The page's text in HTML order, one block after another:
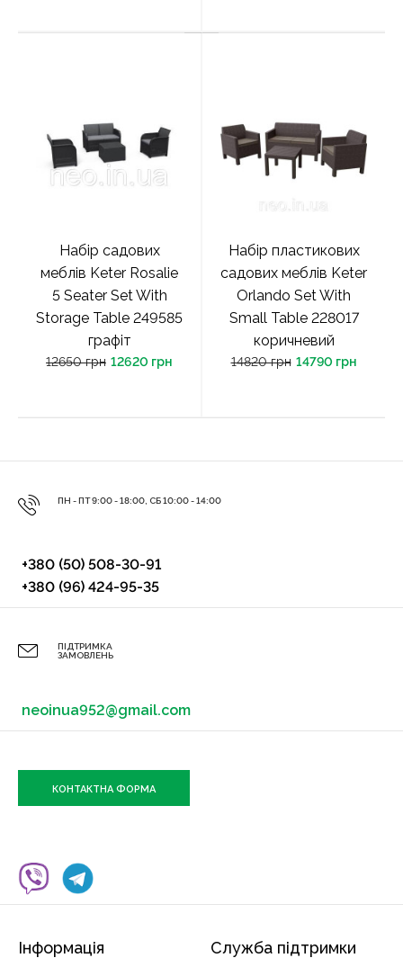
Набір садових
меблів Keter Rosalie
5 Seater Set With
Storage Table 249585
графіт
12650 грн 12620 грн
Набір пластикових
садових меблів Keter
Orlando Set With
Small Table 228017
коричневий
14820 грн 14790 грн
ПН - ПТ 9:00 - 18:00, СБ 10:00 - 14:00
+380 (50) 508-30-91
+380 (96) 424-95-35
ПІДТРИМКА
ЗАМОВЛЕНЬ
neoinua952@gmail.com
КОНТАКТНА ФОРМА
Інформація Служба підтримки